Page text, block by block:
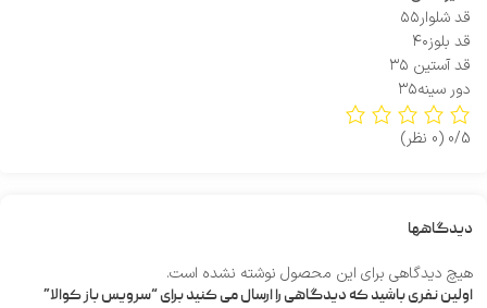
قد شلوار۵۵
قد بلوز۴۰
قد آستین ۳۵
دور سینه۳۵
0/5 (0 نظر)
دیدگاهها
هیچ دیدگاهی برای این محصول نوشته نشده است.
اولین نفری باشید که دیدگاهی را ارسال می کنید برای “سرویس باز کوالا”